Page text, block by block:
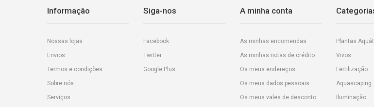
Informação
Nossas lojas
Envios
Termos e condições
Sobre nós
Serviços
Siga-nos
Facebook
Twitter
Google Plus
A minha conta
As minhas encomendas
As minhas notas de crédito
Os meus endereços
Os meus dados pessoais
Os meus vales de desconto
Plantas
Vivos
Fertilização
Aquascaping
Iluminação